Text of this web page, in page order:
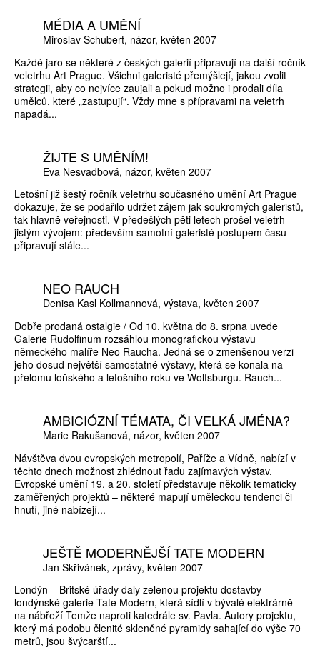
MÉDIA A UMĚNÍ
Miroslav Schubert názor květen 2007
Každé jaro se některé z českých galerií připravují na další ročník
veletrhu Art Prague. Všichni galeristé přemýšlejí, jakou zvolit
strategii, aby co nejvíce zaujali a pokud možno i prodali díla
umělců, které „zastupují“. Vždy mne s přípravami na veletrh
napadá...
ŽIJTE S UMĚNÍM!
Eva Nesvadbová názor květen 2007
Letošní již šestý ročník veletrhu současného umění Art Prague
dokazuje, že se podařilo udržet zájem jak soukromých galeristů,
tak hlavně veřejnosti. V předešlých pěti letech prošel veletrh
jistým vývojem: především samotní galeristé postupem času
připravují stále...
NEO RAUCH
Denisa Kasl Kollmannová výstava květen 2007
Dobře prodaná ostalgie / Od 10. května do 8. srpna uvede
Galerie Rudolfinum rozsáhlou monografickou výstavu
německého malíře Neo Raucha. Jedná se o zmenšenou verzi
jeho dosud největší samostatné výstavy, která se konala na
přelomu loňského a letošního roku ve Wolfsburgu. Rauch...
AMBICIÓZNÍ TÉMATA, ČI VELKÁ JMÉNA?
Marie Rakušanová názor květen 2007
Návštěva dvou evropských metropolí, Paříže a Vídně, nabízí v
těchto dnech možnost zhlédnout řadu zajímavých výstav.
Evropské umění 19. a 20. století představuje několik tematicky
zaměřených projektů – některé mapují uměleckou tendenci či
hnutí, jiné nabízejí...
JEŠTĚ MODERNĚJŠÍ TATE MODERN
Jan Skřivánek zprávy květen 2007
Londýn – Britské úřady daly zelenou projektu dostavby
londýnské galerie Tate Modern, která sídlí v bývalé elektrárně
na nábřeží Temže naproti katedrále sv. Pavla. Autory projektu,
který má podobu členité skleněné pyramidy sahající do výše 70
metrů, jsou švýcarští...